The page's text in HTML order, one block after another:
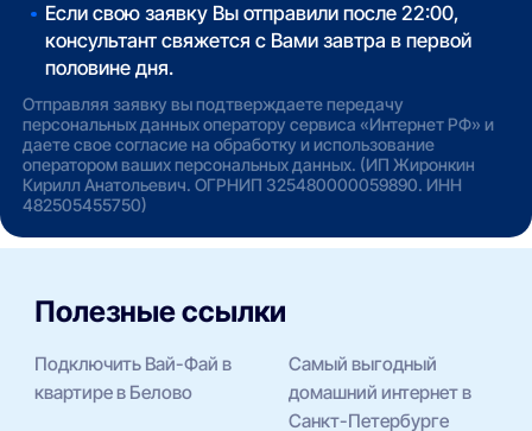
Если свою заявку Вы отправили после 22:00,
консультант свяжется с Вами завтра в первой
половине дня.
Отправляя заявку вы подтверждаете передачу
персональных данных оператору сервиса «Интернет РФ» и
даете свое согласие на обработку и использование
оператором ваших персональных данных. (ИП Жиронкин
Кирилл Анатольевич. ОГРНИП 325480000059890. ИНН
482505455750)
Полезные ссылки
Подключить Вай-Фай в
квартире в Белово
Самый выгодный
домашний интернет в
Санкт-Петербурге